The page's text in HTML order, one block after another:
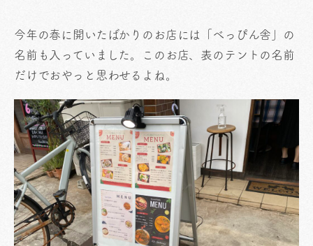
今年の春に開いたばかりのお店には「べっぴん舎」の
名前も入っていました。このお店、表のテントの名前
だけでおやっと思わせるよね。